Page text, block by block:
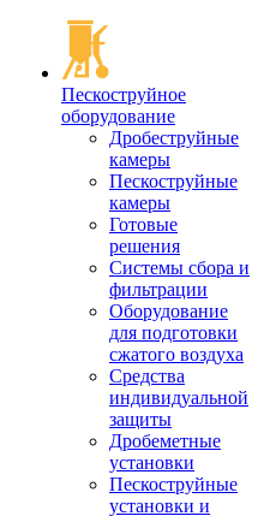
Пескоструйное
оборудование
Дробеструйные
камеры
Пескоструйные
камеры
Готовые
решения
Системы сбора и
фильтрации
Оборудование
для подготовки
сжатого воздуха
Средства
индивидуальной
защиты
Дробеметные
установки
Пескоструйные
установки и